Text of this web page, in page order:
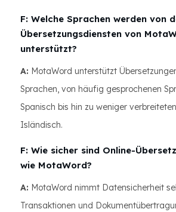
F: Welche Sprachen werden von
Übersetzungsdiensten von
unterstützt?
A: MotaWord unterstützt
Sprachen, von häufig gesprochenen
Spanisch bis hin zu weniger
Isländisch.
F: Wie sicher sind Online-
wie MotaWord?
A: MotaWord nimmt Datensicherheit
Transaktionen und